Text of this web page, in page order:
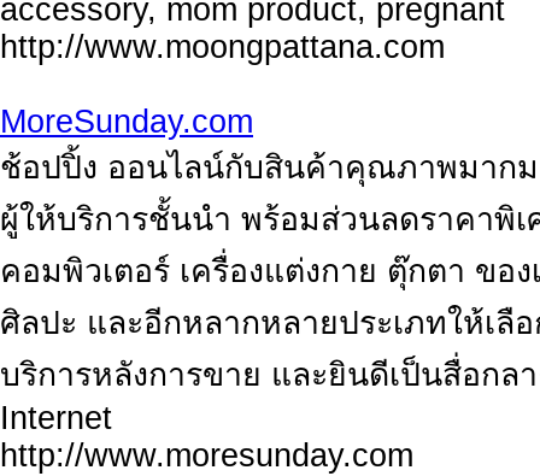
accessory, mom product, pregnant
http://www.moongpattana.com
MoreSunday.com
ช้อปปิ้ง ออนไลน์กับสินค้าคุณภาพมาก
ผู้ให้บริการชั้นนำ พร้อมส่วนลดราคาพิ
คอมพิวเตอร์ เครื่องแต่งกาย ตุ๊กตา ขอ
ศิลปะ และอีกหลากหลายประเภทให้เ
บริการหลังการขาย และยินดีเป็นสื่อก
Internet
http://www.moresunday.com